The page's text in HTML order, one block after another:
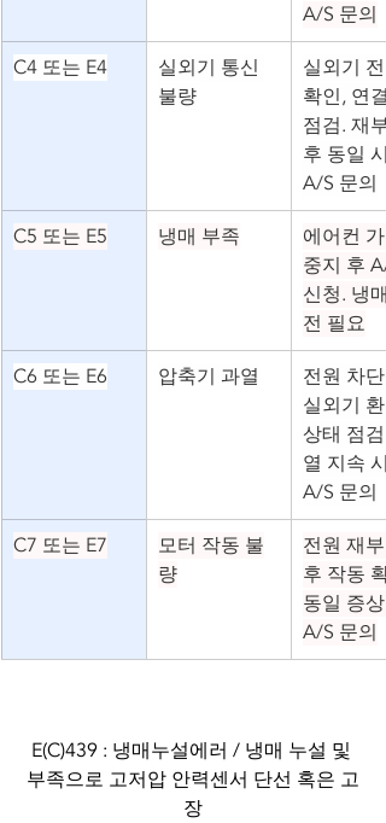
A/S 문의
C4 또는 E4
실외기 통신
불량
실외기 전
확인, 연
점검. 재
후 동일 시
A/S 문의
C5 또는 E5
냉매 부족
에어컨 가
중지 후
신청. 냉매
전 필요
C6 또는 E6
압축기 과열
전원 차단
실외기 환
상태 점검.
열 지속 시
A/S 문의
C7 또는 E7
모터 작동 불
량
전원 재부
후 작동
동일 증상
A/S 문의
E(C)439 : 냉매누설에러 / 냉매 누설 및
부족으로 고저압 안력센서 단선 혹은 고
장